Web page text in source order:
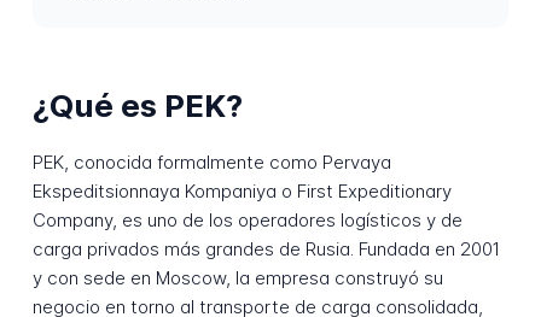
¿Qué es PEK?
PEK, conocida formalmente como Pervaya
Ekspeditsionnaya Kompaniya o First Expeditionary
Company, es uno de los operadores logísticos y de
carga privados más grandes de Rusia. Fundada en 2001
y con sede en Moscow, la empresa construyó su
negocio en torno al transporte de carga consolidada,